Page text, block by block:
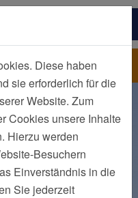
und Betreuung
Diese haben
sie erforderlich für die
Website. Zum
Cookies unsere Inhalte
Hierzu werden
Besuchern
Einverständnis in die
Sie jederzeit